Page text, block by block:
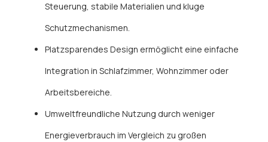
Steuerung, stabile Materialien und kluge
Schutzmechanismen.
Platzsparendes Design ermöglicht eine einfache
Integration in Schlafzimmer, Wohnzimmer oder
Arbeitsbereiche.
Umweltfreundliche Nutzung durch weniger
Energieverbrauch im Vergleich zu großen